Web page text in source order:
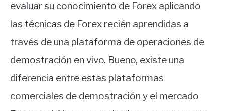
evaluar su conocimiento de Forex aplicando
las técnicas de Forex recién aprendidas a
través de una plataforma de operaciones de
demostración en vivo. Bueno, existe una
diferencia entre estas plataformas
comerciales de demostración y el mercado